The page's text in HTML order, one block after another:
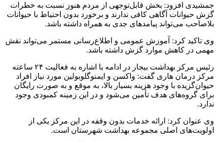
جمشیدی افزود: بخش قابل‌توجهی از مردم هنوز نسبت به خطرات
گزش حیوانات آگاهی کافی ندارند و برخورد بدون احتیاط با حیوانات
بلاصاحب می‌تواند پیامدهای جدی به همراه داشته باشد.
وی تاکید کرد: آموزش عمومی و اطلاع‌رسانی مستمر می‌تواند نقش
مهمی در کاهش موارد گزش داشته باشد.
رئیس مرکز بهداشت بیجار در ادامه با اشاره به فعالیت ۲۴ ساعته
مرکز درمان هاری گفت: واکسن و ایمنوگلوبولین مورد نیاز افراد
حیوان‌گزیده با وجود هزینه بسیار بالا، به موقع و به صورت رایگان
برای گروه‌های هدف تأمین می‌شود و در این زمینه کمبودی وجود
ندارد.
وی عنوان کرد: ارائه خدمات بدون وقفه در این مرکز یکی از
اولویت‌های اصلی مجموعه بهداشت شهرستان است.